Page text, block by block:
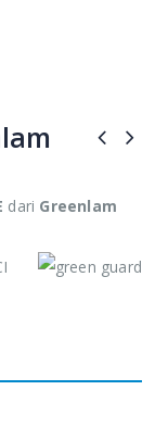
dari Greenlam
CEO &
Founder
ipsum dolor
elitad